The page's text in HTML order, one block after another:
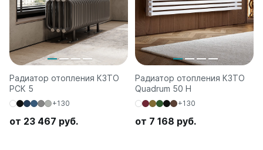
Радиатор отопления КЗТО
РСК 5
+130
от 23 467 руб.
Радиатор отопления КЗТО
Quadrum 50 H
+130
от 7 168 руб.